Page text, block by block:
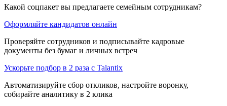
Какой соцпакет вы предлагаете семейным сотрудникам?
Оформляйте кандидатов онлайн
Проверяйте сотрудников и подписывайте кадровые
документы без бумаг и личных встреч
Ускорьте подбор в 2 раза с Talantix
Автоматизируйте сбор откликов, настройте воронку,
собирайте аналитику в 2 клика